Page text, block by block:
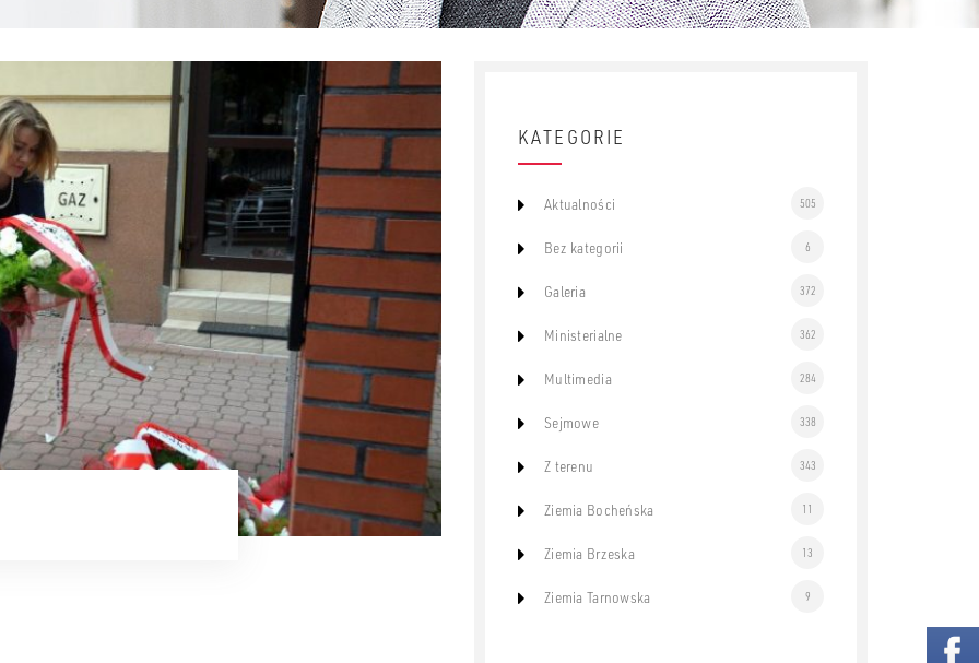
KATEGORIE
Aktualności 505
Bez kategorii 6
Galeria 372
Ministerialne 362
Multimedia 284
Sejmowe 338
Z terenu 343
Ziemia Bocheńska 11
Ziemia Brzeska 13
Ziemia Tarnowska 9